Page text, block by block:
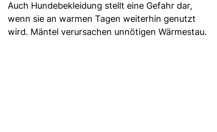
Auch Hundebekleidung stellt eine Gefahr dar,
wenn sie an warmen Tagen weiterhin genutzt
wird. Mäntel verursachen unnötigen Wärmestau.